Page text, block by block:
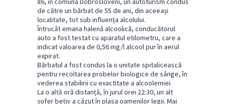
de către un bărbat de 55 de ani, din aceeași
localitate, tot sub influența alcolului.
Întrucât emana halenă alcoolică, conducătorul
auto a fost testat cu aparatul etilometru, care a
indicat valoarea de 0,56 mg/l alcool pur în aerul
expirat.
Bărbatul a fost condus la o unitate spitalicească
pentru recoltarea probelor biologice de sânge, în
vederea stabilirii cu exactitate a alcoolemiei.
La o altă oră distanță, în jurul orei 22:30, un alt
șofer bețiv a căzut în plasa oamenilor legii. Mai